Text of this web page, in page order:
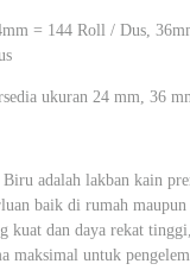
= 144 Roll / Dus,
ukuran 24 mm, 36
adalah lakban kain
baik di rumah
kuat dan daya rekat
maksimal untuk